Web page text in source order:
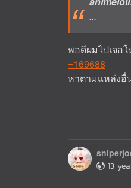
...
พอดีผมไปเจอ
=169688
หาตามแหล่งอื่
13